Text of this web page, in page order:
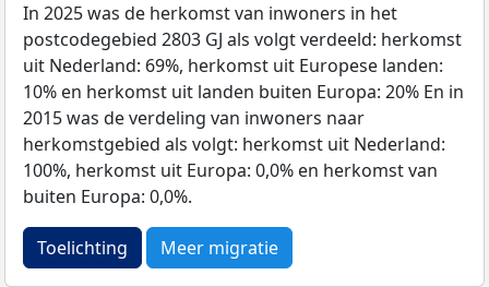
In 2025 was de herkomst van inwoners in het
postcodegebied 2803 GJ als volgt verdeeld: herkomst
uit Nederland: 69%, herkomst uit Europese landen:
10% en herkomst uit landen buiten Europa: 20% En in
2015 was de verdeling van inwoners naar
herkomstgebied als volgt: herkomst uit Nederland:
100%, herkomst uit Europa: 0,0% en herkomst van
buiten Europa: 0,0%.
Toelichting Meer migratie